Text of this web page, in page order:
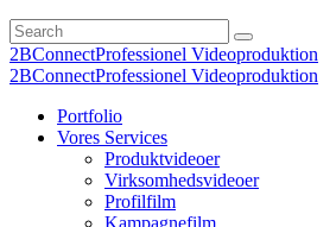
2BConnectProfessionel Videoproduktion
2BConnectProfessionel Videoproduktion
Portfolio
Vores Services
Produktvideoer
Virksomhedsvideoer
Profilfilm
Kampagnefilm